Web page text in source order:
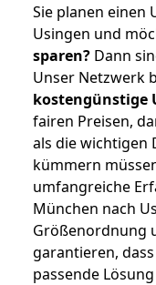
Sie planen einen
Usingen und
sparen? Dann
Unser Netzwerk
kostengünstige
fairen Preisen,
als die wichtigen
kümmern
umfangreiche
München nach
Größenordnung
garantieren,
passende